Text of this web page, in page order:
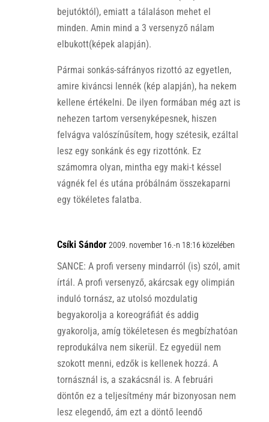
bejutóktól), emiatt a tálaláson mehet el
minden. Amin mind a 3 versenyző nálam
elbukott(képek alapján).
Pármai sonkás-sáfrányos rizottó az egyetlen,
amire kiváncsi lennék (kép alapján), ha nekem
kellene értékelni. De ilyen formában még azt is
nehezen tartom versenyképesnek, hiszen
felvágva valószínűsítem, hogy szétesik, ezáltal
lesz egy sonkánk és egy rizottónk. Ez
számomra olyan, mintha egy maki-t késsel
vágnék fel és utána próbálnám összekaparni
egy tökéletes falatba.
Csíki Sándor 2009. november 16.-n 18:16 közelében
SANCE: A profi verseny mindarról (is) szól, amit
írtál. A profi versenyző, akárcsak egy olimpián
induló tornász, az utolsó mozdulatig
begyakorolja a koreográfiát és addig
gyakorolja, amíg tökéletesen és megbízhatóan
reprodukálva nem sikerül. Ez egyedül nem
szokott menni, edzők is kellenek hozzá. A
tornásznál is, a szakácsnál is. A februári
döntőn ez a teljesítmény már bizonyosan nem
lesz elegendő, ám ezt a döntő leendő